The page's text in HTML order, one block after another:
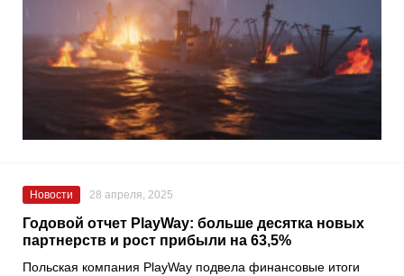
Новости 28 апреля, 2025
Годовой отчет PlayWay: больше десятка новых
партнерств и рост прибыли на 63,5%
Польская компания PlayWay подвела финансовые итоги